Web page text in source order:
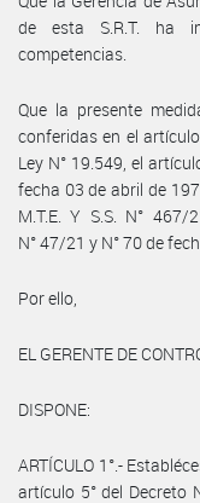
de esta S.R.T. ha
competencias.
Que la presente
conferidas en el
Ley N° 19.549, el
fecha 03 de abril de
M.T.E. Y S.S. N°
N° 47/21 y N° 70 de
Por ello,
EL GERENTE DE
DISPONE:
ARTÍCULO 1°.-
artículo 5° del Decreto